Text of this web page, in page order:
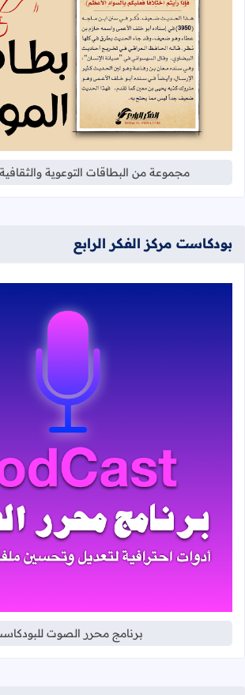
مجموعة من البطاقات التوعوية
بودكاست مركز الفكر الرابع
برنامج محرر الصوت